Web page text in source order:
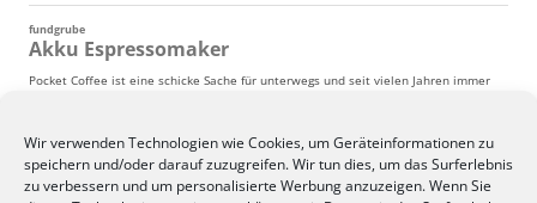
Wir verwenden Technologien wie Cookies, um Geräteinformationen zu
speichern und/oder darauf zuzugreifen. Wir tun dies, um das Surferlebnis
zu verbessern und um personalisierte Werbung anzuzeigen. Wenn Sie